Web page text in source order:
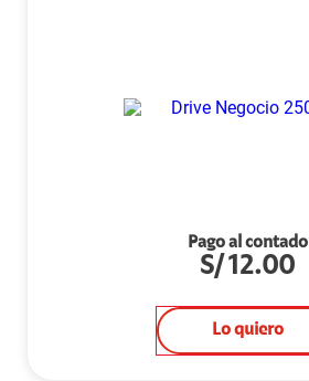
Pago al contado
S/12.00
Lo quiero